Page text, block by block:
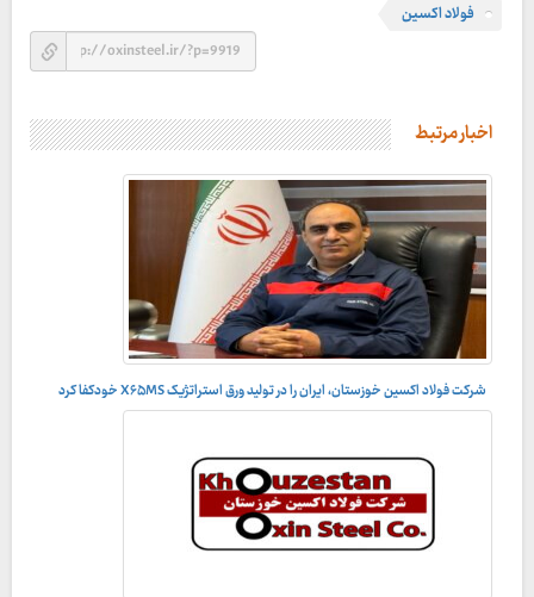
فولاد اکسین
اخبار مرتبط
شرکت فولاد اکسین خوزستان، ایران را در تولید ورق استراتژیک X۶۵MS خودکفا کرد